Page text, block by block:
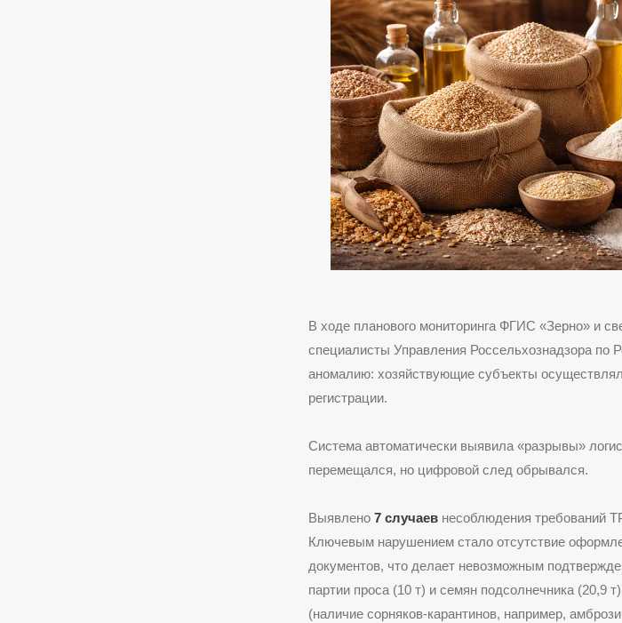
В ходе планового мониторинга ФГИС «Зерно» и
специалисты Управления Россельхознадзора по
аномалию: хозяйствующие субъекты
регистрации.
Система автоматически выявила «разрывы»
перемещался, но цифровой след обрывался.
Выявлено 7 случаев несоблюдения требований
Ключевым нарушением стало отсутствие
документов, что делает невозможным
партии проса (10 т) и семян подсолнечника (20,9
(наличие сорняков-карантинов, например,